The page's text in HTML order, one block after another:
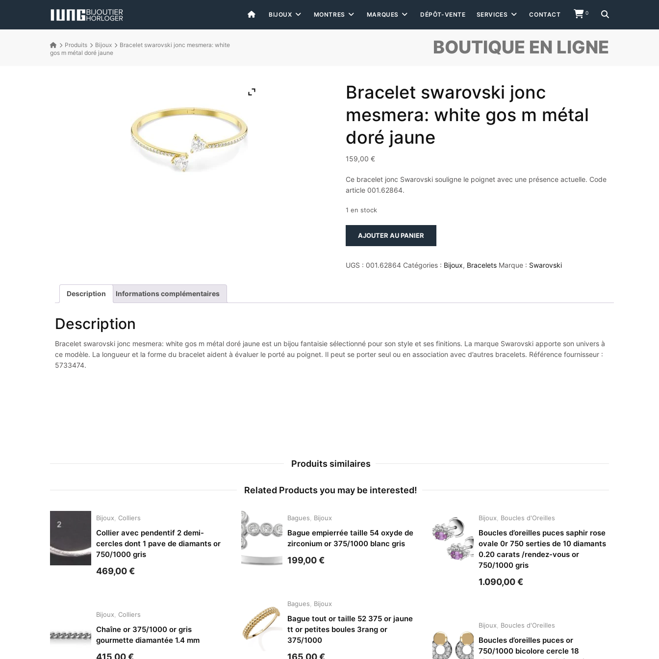
0
BIJOUX MONTRES MARQUES DÉPÔT-VENTE SERVICES CONTACT
BOUTIQUE EN LIGNE
Produits Bijoux
Bracelet swarovski jonc mesmera: white
gos m métal doré jaune
Bracelet swarovski jonc
mesmera: white gos m métal
doré jaune
159,00 €
Ce bracelet jonc Swarovski souligne le poignet avec une présence actuelle. Code
article 001.62864.
1 en stock
swarovski
gos
jaune
AJOUTER AU PANIER
UGS : 001.62864 Catégories : Bijoux, Bracelets Marque : Swarovski
Description Informations complémentaires
Description
Bracelet swarovski jonc mesmera: white gos m métal doré jaune est un bijou fantaisie sélectionné pour son style et ses finitions. La marque Swarovski apporte son univers à
ce modèle. La longueur et la forme du bracelet aident à évaluer le porté au poignet. Il peut se porter seul ou en association avec d’autres bracelets. Référence fournisseur :
5733474.
Produits similaires
Related Products you may be interested!
Bijoux Colliers
Collier avec pendentif 2 demi-
cercles dont 1 pave de diamants or
750/1000 gris
469,00€
Bijoux Colliers
Chaîne or 375/1000 or gris
gourmette diamantée 1.4 mm
415,00€
Bagues Bijoux
Bague empierrée taille 54 oxyde de
zirconium or 375/1000 blanc gris
199,00€
Bagues Bijoux
Bague tout or taille 52 375 or jaune
tt or petites boules 3rang or
375/1000
165,00€
Bijoux Boucles d'Oreilles
Boucles d’oreilles puces saphir rose
ovale 0r 750 serties de 10 diamants
0.20 carats /rendez-vous or
750/1000 gris
1.090,00€
Bijoux Boucles d'Oreilles
Boucles d’oreilles puces or
750/1000 bicolore cercle 18